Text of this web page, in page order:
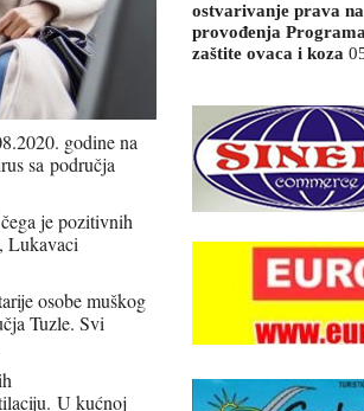
godine na
sa područja
je pozitivnih
Lukavaci
osobe muškog
Tuzle. Svi
U kućnoj
ostvarivanje prava
provođenja
zaštite ovaca i koza